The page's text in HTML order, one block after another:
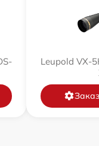
750 р
650 р
Leupold VX-